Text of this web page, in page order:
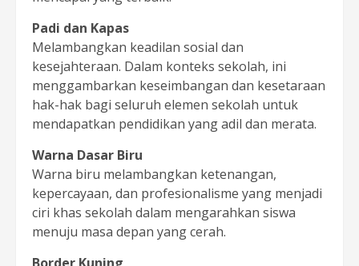
Padi dan Kapas
Melambangkan keadilan sosial dan
kesejahteraan. Dalam konteks sekolah, ini
menggambarkan keseimbangan dan kesetaraan
hak-hak bagi seluruh elemen sekolah untuk
mendapatkan pendidikan yang adil dan merata.
Warna Dasar Biru
Warna biru melambangkan ketenangan,
kepercayaan, dan profesionalisme yang menjadi
ciri khas sekolah dalam mengarahkan siswa
menuju masa depan yang cerah.